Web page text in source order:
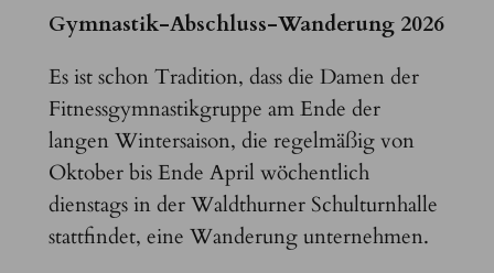
Gymnastik-Abschluss-Wanderung 2026
Es ist schon Tradition, dass die Damen der
Fitnessgymnastikgruppe am Ende der
langen Wintersaison, die regelmäßig von
Oktober bis Ende April wöchentlich
dienstags in der Waldthurner Schulturnhalle
stattfindet, eine Wanderung unternehmen.